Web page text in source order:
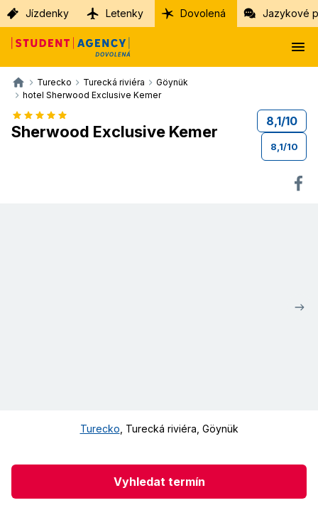
Jízdenky Letenky Dovolená Jazykové
Turecko Turecká riviéra
Göynük
hotel Sherwood Exclusive Kemer
Sherwood Exclusive Kemer
8,1/10
8,1/10
Turecko Turecká riviéra Göynük
Vyhledat termín